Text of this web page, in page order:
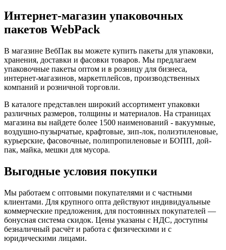
Интернет-магазин упаковочных
пакетов WebPack
В магазине ВебПак вы можете купить пакеты для упаковки,
хранения, доставки и фасовки товаров. Мы предлагаем
упаковочные пакеты оптом и в розницу для бизнеса,
интернет-магазинов, маркетплейсов, производственных
компаний и розничной торговли.
В каталоге представлен широкий ассортимент упаковки
различных размеров, толщины и материалов. На страницах
магазина вы найдете более 1500 наименований - вакуумные,
воздушно-пузырчатые, крафтовые, зип-лок, полиэтиленовые,
курьерские, фасовочные, полипропиленовые и БОПП, дой-
пак, майка, мешки для мусора.
Выгодные условия покупки
Мы работаем с оптовыми покупателями и с частными
клиентами. Для крупного опта действуют индивидуальные
коммерческие предложения, для постоянных покупателей —
бонусная система скидок. Цены указаны с НДС, доступны
безналичный расчёт и работа с физическими и с
юридическими лицами.